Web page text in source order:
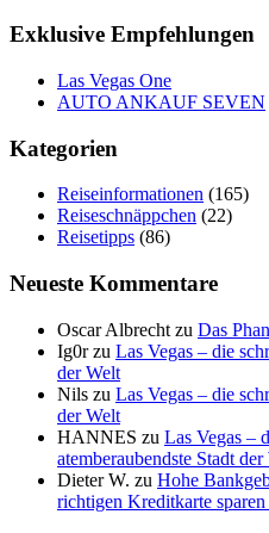
Exklusive Empfehlungen
Las Vegas One
AUTO ANKAUF SEVEN
Kategorien
Reiseinformationen (165)
Reiseschnäppchen (22)
Reisetipps (86)
Neueste Kommentare
Oscar Albrecht zu Das
Ig0rzu Las Vegas – die
der Welt
Nils zu Las Vegas – die
der Welt
HANNES zu Las Vegas –
atemberaubendste Stadt der
Dieter W. zu Hohe
richtigen Kreditkarte sparen